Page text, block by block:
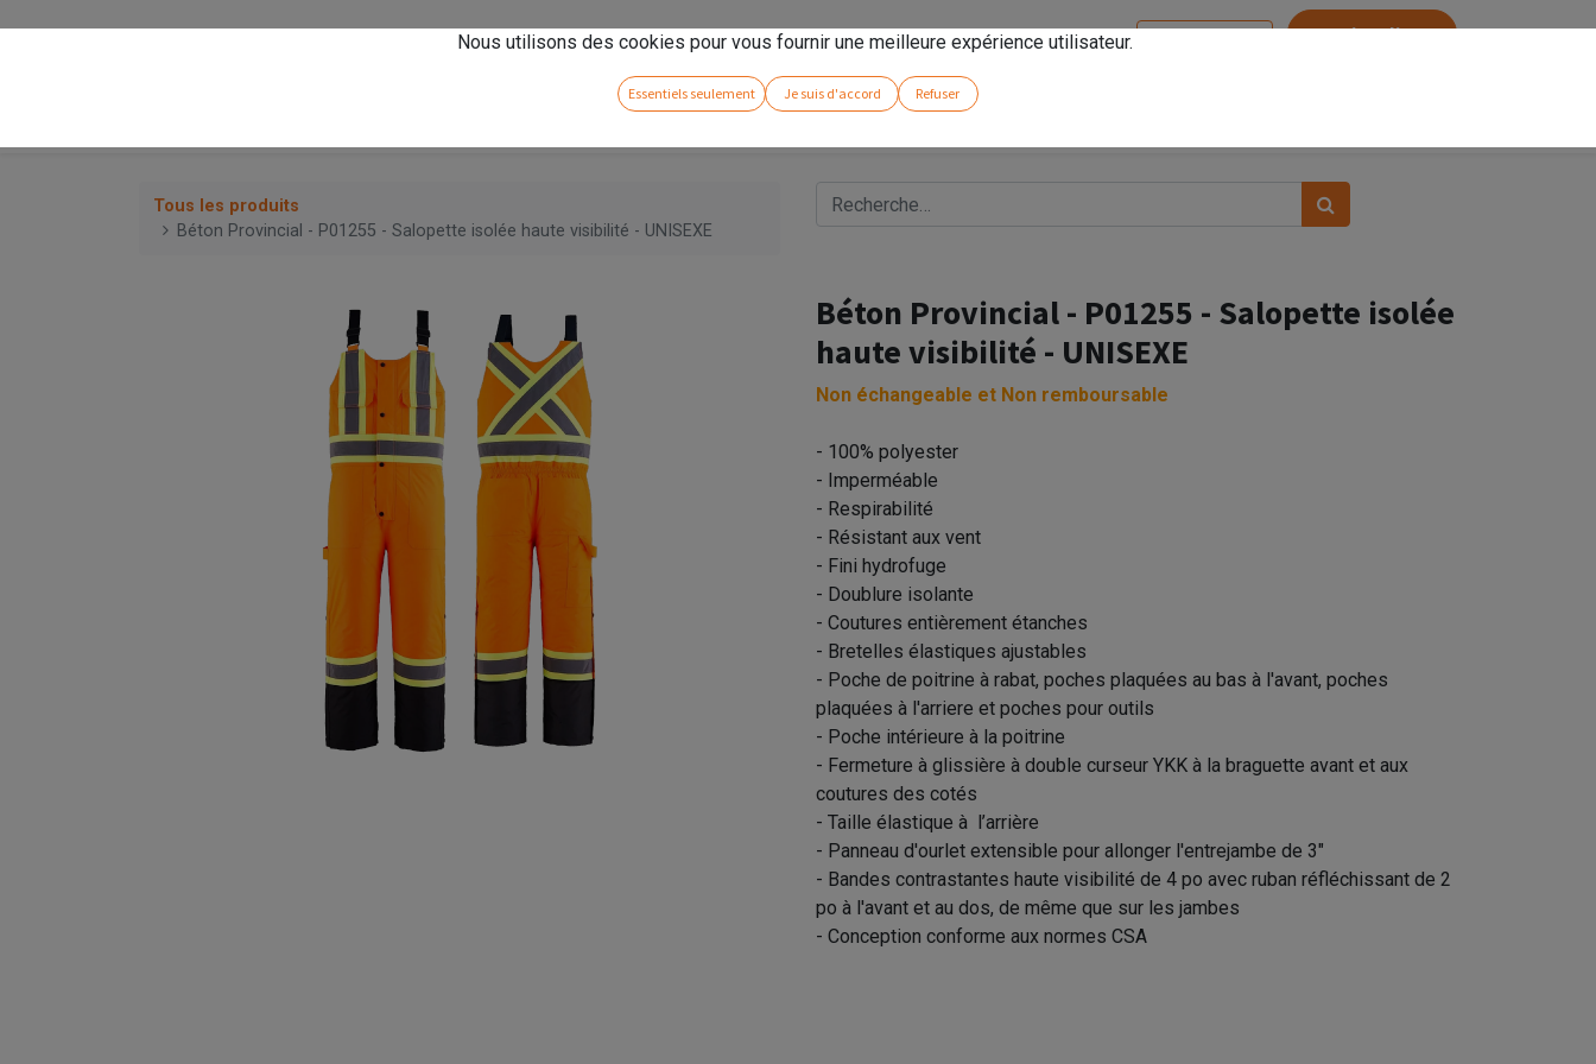
Vivez l'expérienceArseno! Service client
Tous les produits
Béton Provincial - P01255 - Salopette isolée haute visibilité - UNISEXE
Béton Provincial - P01255 - Salopette isolée
haute visibilité - UNISEXE
Non échangeable et Non remboursable
- 100% polyester
- Imperméable
- Respirabilité
- Résistant aux vent
- Fini hydrofuge
- Doublure isolante
- Coutures entièrement étanches
- Bretelles élastiques ajustables
- Poche de poitrine à rabat, poches plaquées au bas à l'avant, poches
plaquées à l'arriere et poches pour outils
- Poche intérieure à la poitrine
- Fermeture à glissière à double curseur YKK à la braguette avant et aux
coutures des cotés
- Taille élastique à l’arrière
- Panneau d'ourlet extensible pour allonger l'entrejambe de 3"
- Bandes contrastantes haute visibilité de 4 po avec ruban réfléchissant de 2
po à l'avant et au dos, de même que sur les jambes
- Conception conforme aux normes CSA
Nous utilisons des cookies pour vous fournir une meilleure expérience utilisateur.
Essentiels seulement Je suis d'accord Refuser